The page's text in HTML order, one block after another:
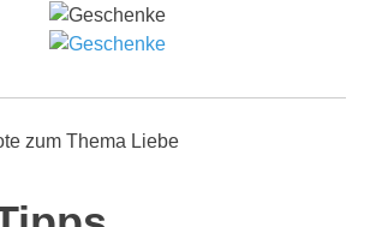
zum Thema Liebe